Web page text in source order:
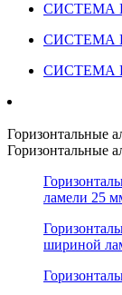
СИСТЕМА
СИСТЕМА
СИСТЕМА
Горизонтальные
Горизонтальные
ламели 25
шириной